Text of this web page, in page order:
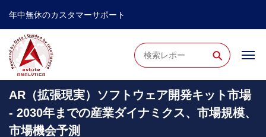
年中無休のカスタマーサポート
⚲
AR（拡張現実）ソフトウェア開発キット市場
- 2030年までの産業ダイナミクス、市場規模、
市場機会予測